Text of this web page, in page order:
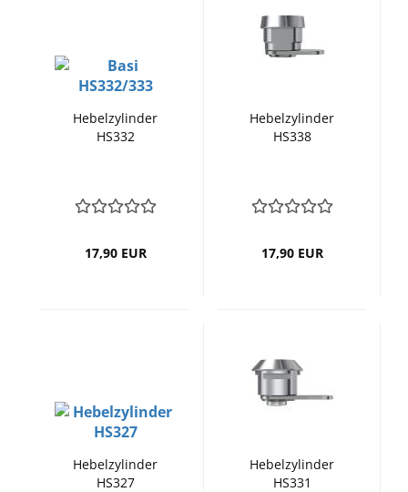
Hebelzylinder
HS332
17,90 EUR
Hebelzylinder
HS338
17,90 EUR
Hebelzylinder
HS327
Hebelzylinder
HS331